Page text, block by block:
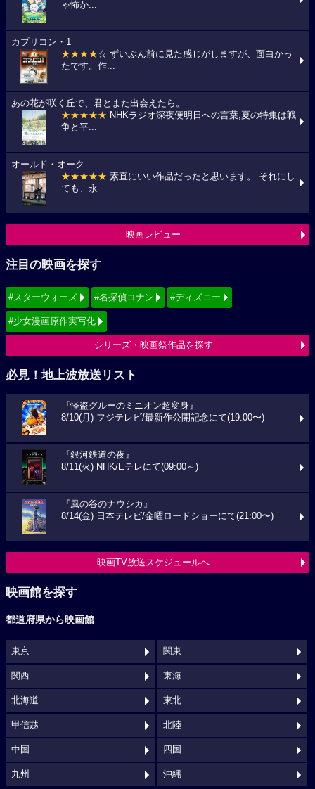
ゃ怖か...
カプリコン・1
★★★★☆ ずいぶん前に見た感じがしますが、面白かっ
たです。作...
あの花が咲く丘で、君とまた出会えたら。
★★★★★ NHKラジオ深夜便明日への言葉,夏の特集は戦
争と平...
オールド・オーク
★★★★★ 素直にいい作品だったと思います。 それにし
ても、永...
映画レビュー
注目の映画を探す
#スターウォーズ #名探偵コナン #ディズニー
#少女漫画原作実写化
シリーズ・映画祭作品を探す
必見！地上波放送リスト
『怪盗グルーのミニオン超変身』
8/10(月) フジテレビ/最新作公開記念にて(19:00〜)
『銀河鉄道の夜』
8/11(火) NHK/Eテレにて(09:00～)
『風の谷のナウシカ』
8/14(金) 日本テレビ/金曜ロードショーにて(21:00〜)
映画TV放送スケジュールへ
映画館を探す
都道府県から映画館
東京 関東
関西 東海
北海道 東北
甲信越 北陸
中国 四国
九州 沖縄